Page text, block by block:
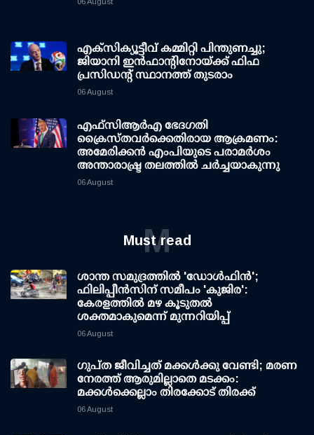
എക്സിക്യൂട്ടീവ് കമ്മിറ്റി പിന്തുണച്ചു;
ജിയാനി ഇന്‍ഫാന്റിനോയ്ക്ക് ഫിഫ
പ്രസിഡന്റ് സ്ഥാനത്ത് തുടരാം
06 August
എഫ്‌സി‌ആര്‍‌എ ഭേദഗതി
ക്രൈസ്തവർക്കെതിരായ ആക്രമണം:
അമേരിക്കൻ എംപിയുടെ പരാമർശം
അന്താരാഷ്ട്ര തലത്തിൽ ചർച്ചയാകുന്നു
06 August
Must read
M
ശാന്ത സമുദ്രത്തില്‍ 'ഡോള്‍ഫിന്‍';
ഫിലിപ്പീന്‍സിന് സമീപം 'കുജിര':
കേരളത്തില്‍ മഴ കൂടുതല്‍
ശക്തമാകുമെന്ന് മുന്നറിയിപ്പ്
06 August
ഗുപ്ത ജീവിച്ചത് മക്കള്‍ക്കു വേണ്ടി; മരണ
നേരത്ത് ആരുമില്ലാതെ മടക്കം:
മക്കള്‍ക്കെല്ലാം തിരക്കോട് തിരക്ക്
06 August